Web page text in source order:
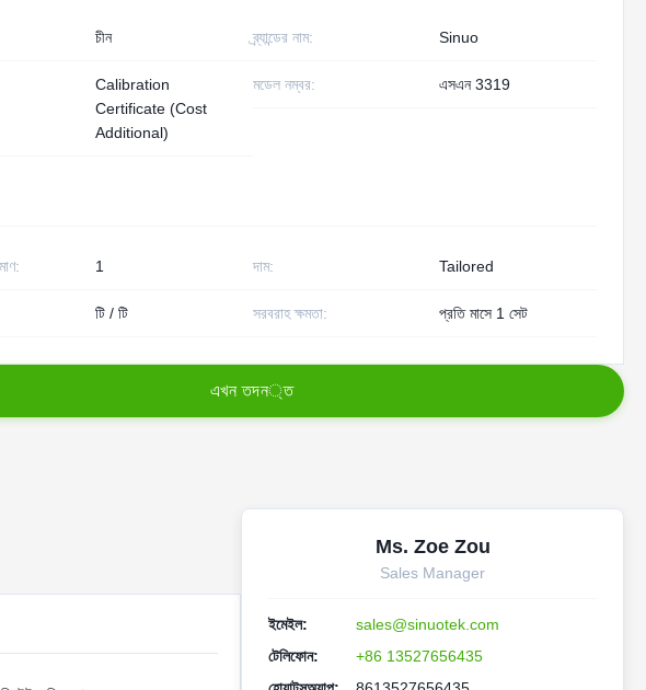
চীন ব্র্যান্ডের নাম: Sinuo
Calibration
Certificate (Cost
Additional)
মডেল নম্বর: এসএন 3319
1 দাম: Tailored
টি / টি সরবরাহ ক্ষমতা: প্রতি মাসে 1 সেট
এখন তদন্ত
Ms. Zoe Zou
Sales Manager
ইমেইল:
sales@sinuotek.com
টেলিফোন:
+86 13527656435